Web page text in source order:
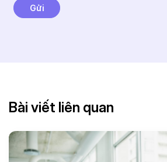
Bài viết liên quan